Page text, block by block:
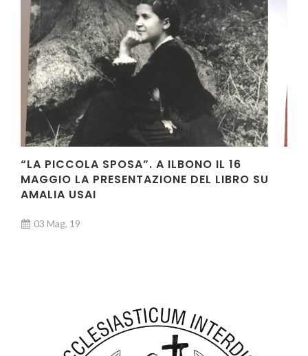
“LA PICCOLA SPOSA”. A ILBONO IL 16
MAGGIO LA PRESENTAZIONE DEL LIBRO SU
AMALIA USAI
03 Mag, 19